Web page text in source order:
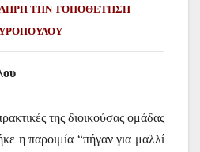
ΤΗΝ ΤΟΠΟΘΕΤΗΣΗ
της διοικούσας ομάδας
η παροιμία “πήγαν για μαλλί